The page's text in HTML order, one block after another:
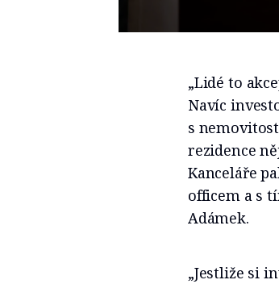
„Lidé to
Navíc
s
rezidence
Kanceláře
officem a s
Adámek.
„Jestliže si